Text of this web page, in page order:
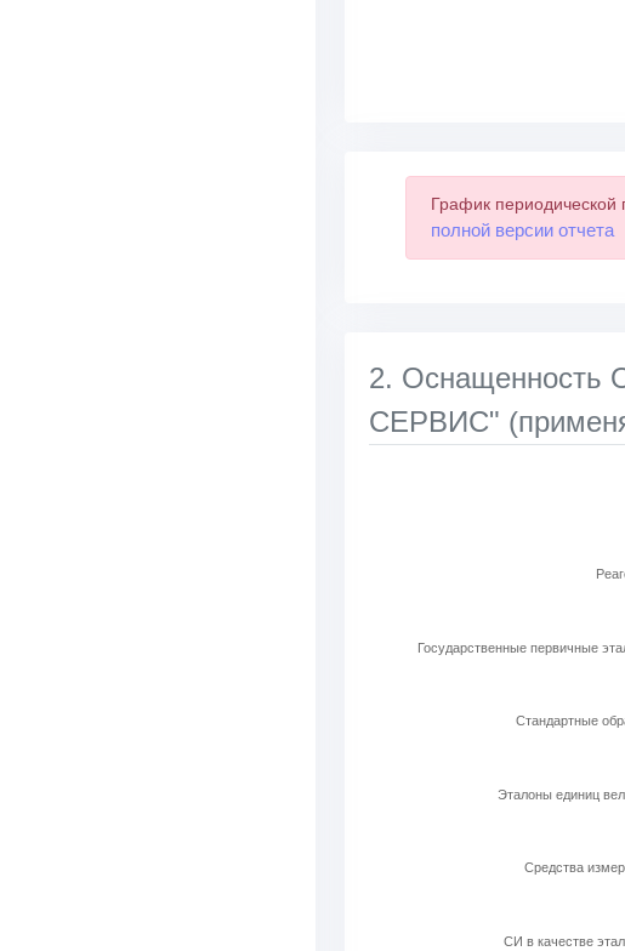
График периодической
полной версии отчета
2.
СЕРВИС"
Государственные первичные
Стандартные
Эталоны единиц
Cредства
СИ в качестве